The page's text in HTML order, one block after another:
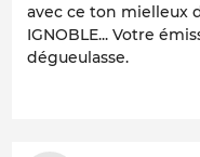
avec ce ton mielleux
IGNOBLE... Votre
dégueulasse.